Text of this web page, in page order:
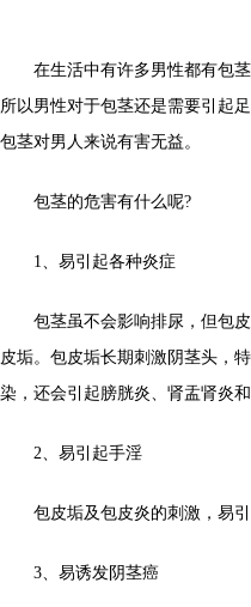
在生活中有许多男性都有包茎
所以男性对于包茎还是需要引起
包茎对男人来说有害无益。
包茎的危害有什么呢?
1、易引起各种炎症
包茎虽不会影响排尿，但包皮
皮垢。包皮垢长期刺激阴茎头，
染，还会引起膀胱炎、肾盂肾炎和
2、易引起手淫
包皮垢及包皮炎的刺激，易引
3、易诱发阴茎癌